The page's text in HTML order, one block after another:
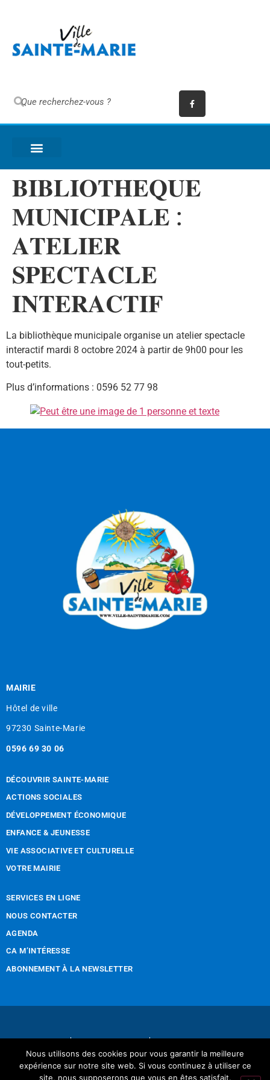
𝐁𝐈𝐁𝐋𝐈𝐎𝐓𝐇𝐄𝐐𝐔𝐄
𝐌𝐔𝐍𝐈𝐂𝐈𝐏𝐀𝐋𝐄 :
𝐀𝐓𝐄𝐋𝐈𝐄𝐑
𝐒𝐏𝐄𝐂𝐓𝐀𝐂𝐋𝐄
𝐈𝐍𝐓𝐄𝐑𝐀𝐂𝐓𝐈𝐅
La bibliothèque municipale organise un atelier spectacle
interactif mardi 8 octobre 2024 à partir de 9h00 pour les
tout-petits.
Plus d’informations : 0596 52 77 98
MAIRIE
Hôtel de ville
97230 Sainte-Marie
0596 69 30 06
DÉCOUVRIR SAINTE-MARIE
ACTIONS SOCIALES
DÉVELOPPEMENT ÉCONOMIQUE
ENFANCE & JEUNESSE
VIE ASSOCIATIVE ET CULTURELLE
VOTRE MAIRIE
SERVICES EN LIGNE
NOUS CONTACTER
AGENDA
CA M’INTÉRESSE
ABONNEMENT À LA NEWSLETTER
Réalisation Tintamarre & Co
Nous utilisons des cookies pour vous garantir la meilleure
expérience sur notre site web. Si vous continuez à utiliser ce
site, nous supposerons que vous en êtes satisfait.